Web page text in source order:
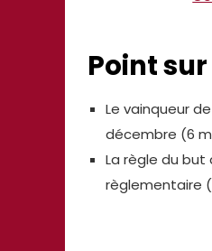
Point
Le vainqueur
décembre (6
La règle du but
règlementaire